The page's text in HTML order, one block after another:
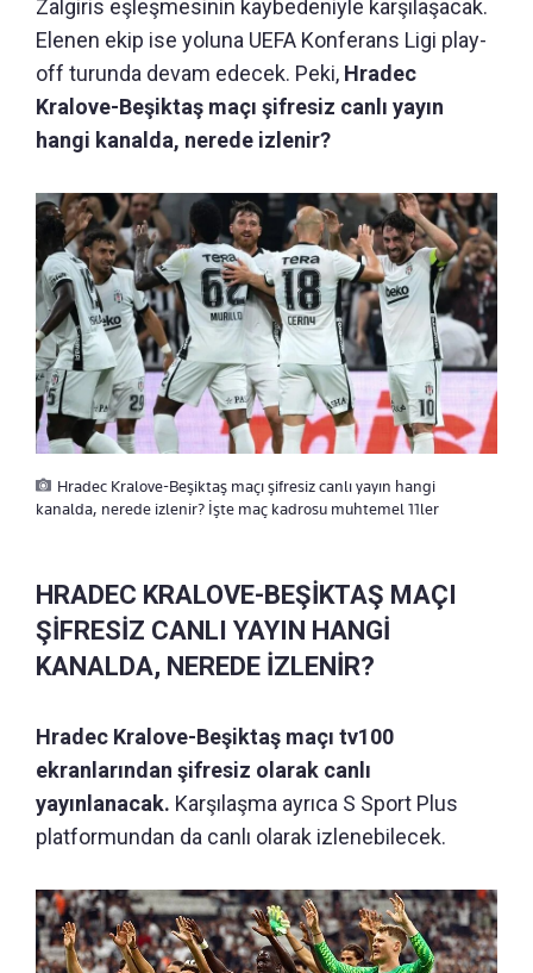
Zalgiris eşleşmesinin kaybedeniyle karşılaşacak.
Elenen ekip ise yoluna UEFA Konferans Ligi play-
off turunda devam edecek. Peki, Hradec
Kralove-Beşiktaş maçı şifresiz canlı yayın
hangi kanalda, nerede izlenir?
Hradec Kralove-Beşiktaş maçı şifresiz canlı yayın hangi
kanalda, nerede izlenir? İşte maç kadrosu muhtemel 11ler
HRADEC KRALOVE-BEŞİKTAŞ MAÇI
ŞİFRESİZ CANLI YAYIN HANGİ
KANALDA, NEREDE İZLENİR?
Hradec Kralove-Beşiktaş maçı tv100
ekranlarından şifresiz olarak canlı
yayınlanacak. Karşılaşma ayrıca S Sport Plus
platformundan da canlı olarak izlenebilecek.